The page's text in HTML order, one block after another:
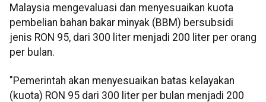
Malaysia mengevaluasi dan menyesuaikan kuota
pembelian bahan bakar minyak (BBM) bersubsidi
jenis RON 95, dari 300 liter menjadi 200 liter per orang
per bulan.
"Pemerintah akan menyesuaikan batas kelayakan
(kuota) RON 95 dari 300 liter per bulan menjadi 200